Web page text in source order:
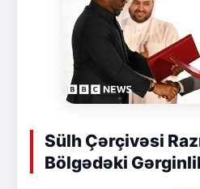
Sülh Çərçivəsi
Bölgədəki